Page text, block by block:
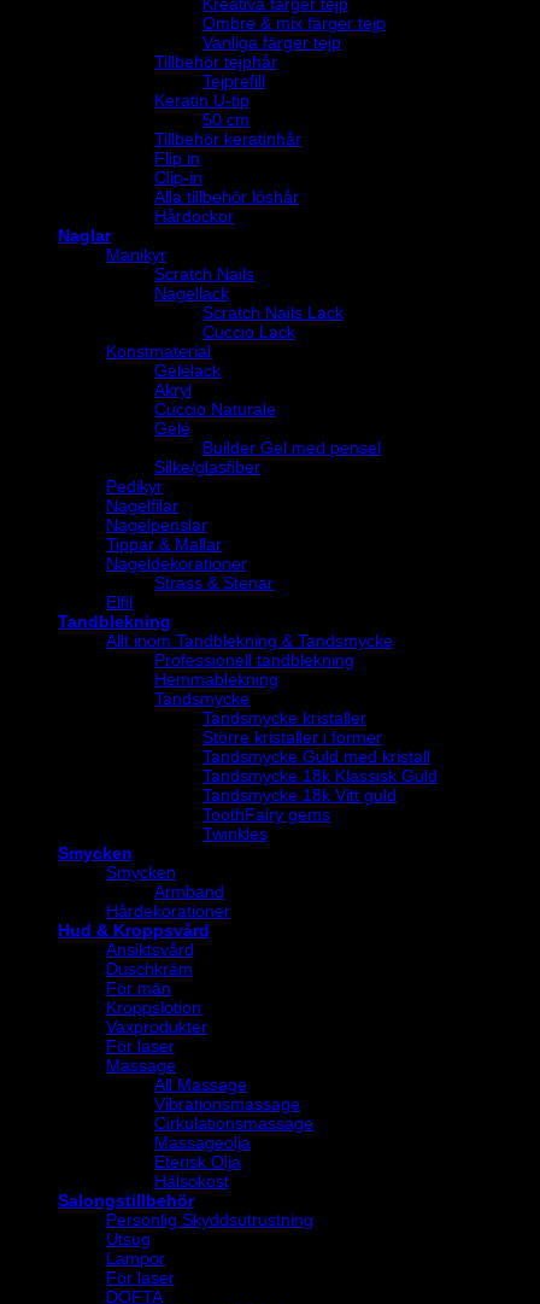
Ombre & mix färger tejp
Vanliga färger tejp
Tillbehör tejphår
Tejprefill
Keratin U-tip
50 cm
Tillbehör keratinhår
Flip in
Clip-in
Alla tillbehör löshår
Hårdockor
Naglar
Manikyr
Scratch Nails
Nagellack
Scratch Nails Lack
Cuccio Lack
Konstmaterial
Gelélack
Akryl
Cuccio Naturale
Gelé
Builder Gel med pensel
Silke/glasfiber
Pedikyr
Nagelfilar
Nagelpenslar
Tippar & Mallar
Nageldekorationer
Strass & Stenar
Elfil
Tandblekning
Allt inom Tandblekning & Tandsmycke
Professionell tandblekning
Hemmablekning
Tandsmycke
Tandsmycke kristaller
Större kristaller i former
Tandsmycke Guld med kristall
Tandsmycke 18k Klassisk Guld
Tandsmycke 18k Vitt guld
ToothFairy gems
Twinkles
Smycken
Smycken
Armband
Hårdekorationer
Hud & Kroppsvård
Ansiktsvård
Duschkräm
För män
Kroppslotion
Vaxprodukter
För laser
Massage
All Massage
Vibrationsmassage
Cirkulationsmassage
Massageolja
Eterisk Olja
Hälsokost
Salongstillbehör
Personlig Skyddsutrustning
Utsug
Lampor
För laser
DOFTA